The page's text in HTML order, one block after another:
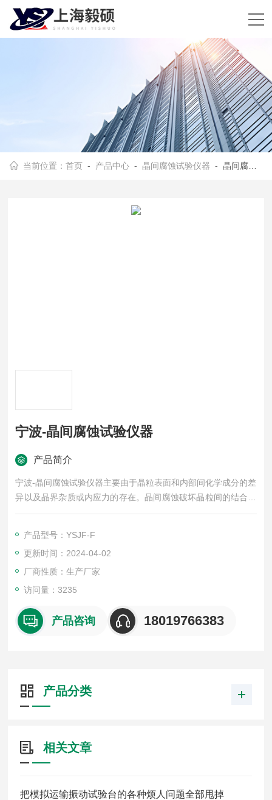
当前位置：首页 - 产品中心 -晶间腐蚀试验仪器 - 晶间腐蚀试验仪器型号选择
宁波-晶间腐蚀试验仪器
产品简介
宁波-晶间腐蚀试验仪器主要由于晶粒表面和内部间化学成分的差
异以及晶界杂质或内应力的存在。晶间腐蚀破坏晶粒间的结合，
大大降低金属的机械强度。而且腐蚀发生后金属和合金的表面仍
著减弱，力学性能恶化, 不能经受敲击，所以是一种很危险的腐
蚀。通常出现于黄铜、硬铝合金和一些不锈钢、镍基合金中。不
锈钢焊缝的晶间腐蚀是化学工业的一个重大问题。
产品型号：YSJF-F
更新时间：2024-04-02
厂商性质：生产厂家
访问量：3235
产品咨询 18019766383
产品分类
相关文章
把模拟运输振动试验台的各种烦人问题全部甩掉